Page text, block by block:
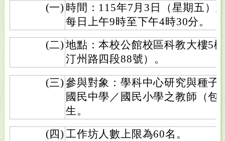
(一) 時間：115年7月3日（星期五）
每日上午9時至下午4時30分。
(二) 地點：本校公館校區科教大樓5
汀州路四段88號）。
(三) 參與對象：學科中心研究與種子
國民中學／國民小學之教師（包
生。
(四) 工作坊人數上限為60名。